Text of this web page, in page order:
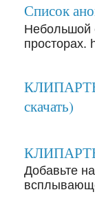
Список
Небольшой
просторах.
скачать)
КЛИПАРТЫ:
Добавьте